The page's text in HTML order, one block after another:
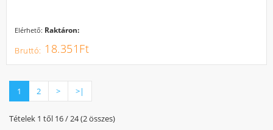
Elérhető: Raktáron:
18.351Ft
1 2 > >|
Tételek 1 től 16 / 24 (2 összes)